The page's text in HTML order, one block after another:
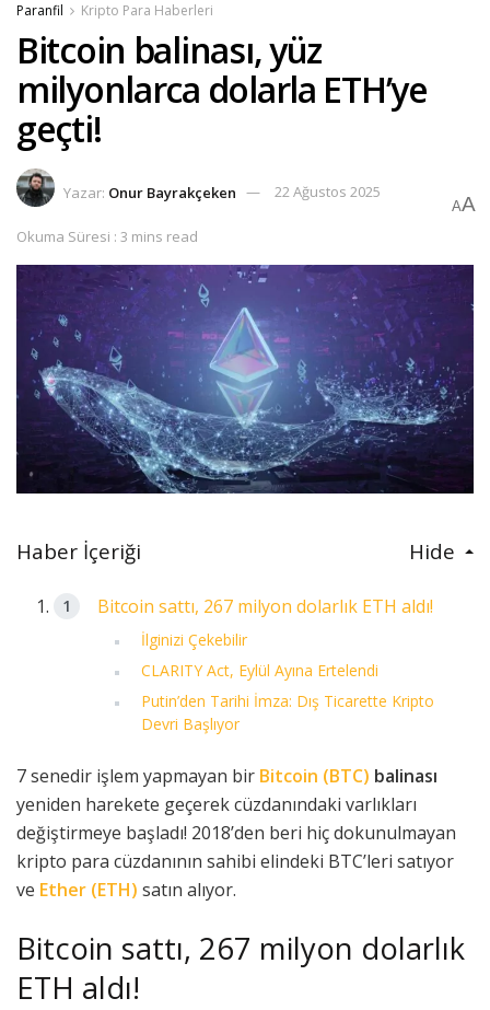
Paranfil Kripto Para Haberleri
Bitcoin balinası, yüz
milyonlarca dolarla ETH’ye
geçti!
Yazar: Onur Bayrakçeken 22 Ağustos 2025
Okuma Süresi : 3 mins read
AA
Haber İçeriği Hide
Bitcoin sattı, 267 milyon dolarlık ETH aldı!
İlginizi Çekebilir
CLARITY Act, Eylül Ayına Ertelendi
Putin’den Tarihi İmza: Dış Ticarette Kripto
Devri Başlıyor
7 senedir işlem yapmayan bir Bitcoin (BTC) balinası
yeniden harekete geçerek cüzdanındaki varlıkları
değiştirmeye başladı! 2018’den beri hiç dokunulmayan
kripto para cüzdanının sahibi elindeki BTC’leri satıyor
ve Ether (ETH) satın alıyor.
Bitcoin sattı, 267 milyon dolarlık
ETH aldı!